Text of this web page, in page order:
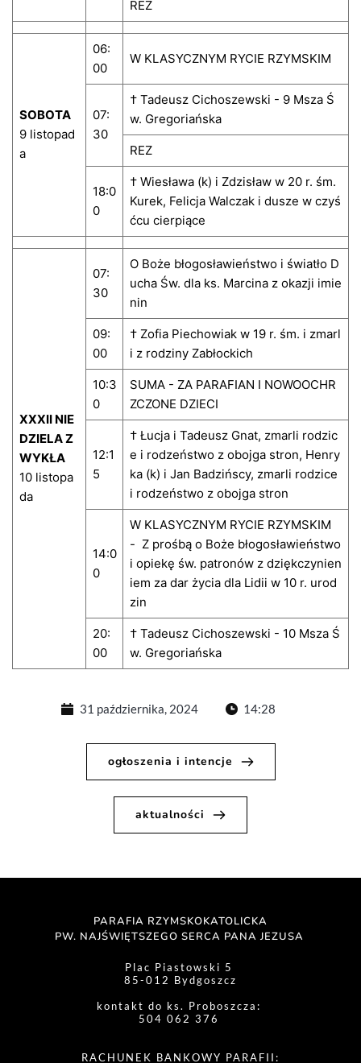
REZ
SOBOTA
9 listopad
a
06:
00
W KLASYCZNYM RYCIE RZYMSKIM
07:
30
† Tadeusz Cichoszewski - 9 Msza Ś
w. Gregoriańska
REZ
18:0
0
† Wiesława (k) i Zdzisław w 20 r. śm.
Kurek, Felicja Walczak i dusze w czyś
ćcu cierpiące
XXXII NIE
DZIELA Z
WYKŁA
10 listopa
da
07:
30
O Boże błogosławieństwo i światło D
ucha Św. dla ks. Marcina z okazji imie
nin
09:
00
† Zofia Piechowiak w 19 r. śm. i zmarl
i z rodziny Zabłockich
10:3
0
SUMA - ZA PARAFIAN I NOWOOCHR
ZCZONE DZIECI
12:1
5
† Łucja i Tadeusz Gnat, zmarli rodzic
e i rodzeństwo z obojga stron, Henry
ka (k) i Jan Badzińscy, zmarli rodzice
i rodzeństwo z obojga stron
14:0
0
W KLASYCZNYM RYCIE RZYMSKIM
- Z prośbą o Boże błogosławieństwo
i opiekę św. patronów z dziękczynien
iem za dar życia dla Lidii w 10 r. urod
zin
20:
00
† Tadeusz Cichoszewski - 10 Msza Ś
w. Gregoriańska
31 października, 2024 14:28
ogłoszenia i intencje
aktualności
PARAFIA RZYMSKOKATOLICKA
PW. NAJŚWIĘTSZEGO SERCA PANA JEZUSA
Plac Piastowski 5
85-012 Bydgoszcz
kontakt do ks. Proboszcza:
504 062 376
RACHUNEK BANKOWY PARAFII: